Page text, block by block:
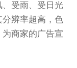
受雨、受日光
辨率超高，色
商家的广告宣